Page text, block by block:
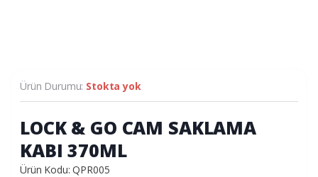
Ürün Durumu: Stokta yok
LOCK & GO CAM SAKLAMA
KABI 370ML
Ürün Kodu: QPR005